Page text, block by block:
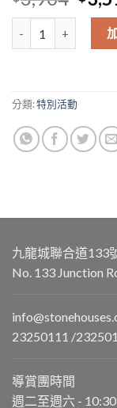
was:
31/12親子遊歷石屋
分類:特別活動
九龍城聯合道133
No. 133 Junction
23250111 /
導賞團時間
週二至週六 -